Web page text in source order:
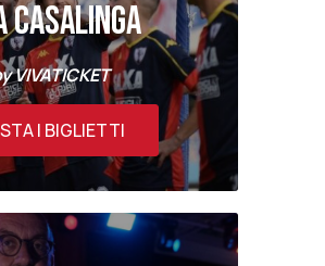
CASALINGA
VIVATICKET
I BIGLIETTI